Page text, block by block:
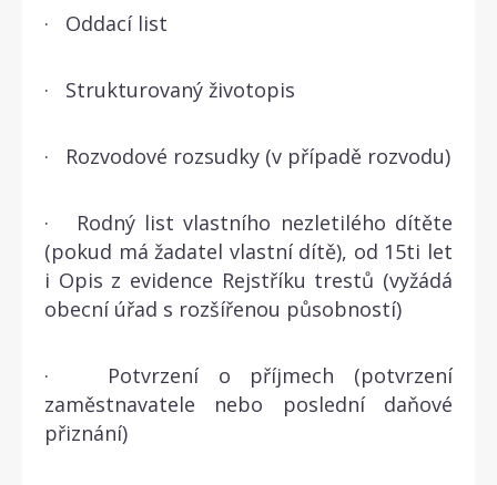
· Oddací list
· Strukturovaný životopis
· Rozvodové rozsudky (v případě rozvodu)
· Rodný list vlastního nezletilého dítěte
(pokud má žadatel vlastní dítě), od 15ti let
i Opis z evidence Rejstříku trestů (vyžádá
obecní úřad s rozšířenou působností)
· Potvrzení o příjmech (potvrzení
zaměstnavatele nebo poslední daňové
přiznání)